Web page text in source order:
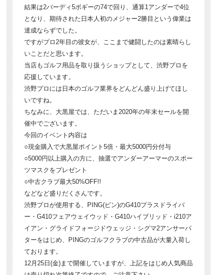
結果は2バーディ5ボギーの74で回り、通算1アンダーで4位
となり、期待された日本人初のメジャー2勝目という偉業は
達成ならずでした。
ですがプロ2年目の彼女が、ここまで健闘したのは素晴らし
いことだと思います。
当店もゴルフ用品を取り扱うショップとして、渋野プロを
応援しています。
渋野プロには日本のゴルフ業界をどんどん盛り上げてほし
いですね。
ちなみに、大黒屋では、ただいま2020年の年末セールを開
催中でございます。
今回のイベント内容は
○現金購入で大黒屋ポイント5倍・最大5000円分付与
○5000円以上購入の方に、抽選でアンダーアーマーのスポー
ツマスクをプレゼント
○中古クラブ最大50%OFF!!
などなど盛りだくさんです。
渋野プロが使用する、PING(ピン)のG410プラスドライバ
ー・G410フェアウェイウッド・G410ハイブリッド・i210ア
イアン・グライドフォージドウェッジ・シグマ2アンサーパ
ターをはじめ、PINGのゴルフクラブの中古品が大量入荷し
ております。
12月25日(金)まで開催していますが、上記をはじめ人気商品